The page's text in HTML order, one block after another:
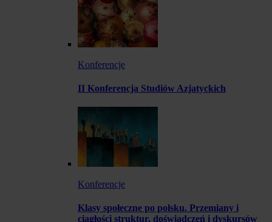
Konferencje
II Konferencja Studiów Azjatyckich
Konferencje
Klasy społeczne po polsku. Przemiany i
ciągłości struktur, doświadczeń i dyskursów